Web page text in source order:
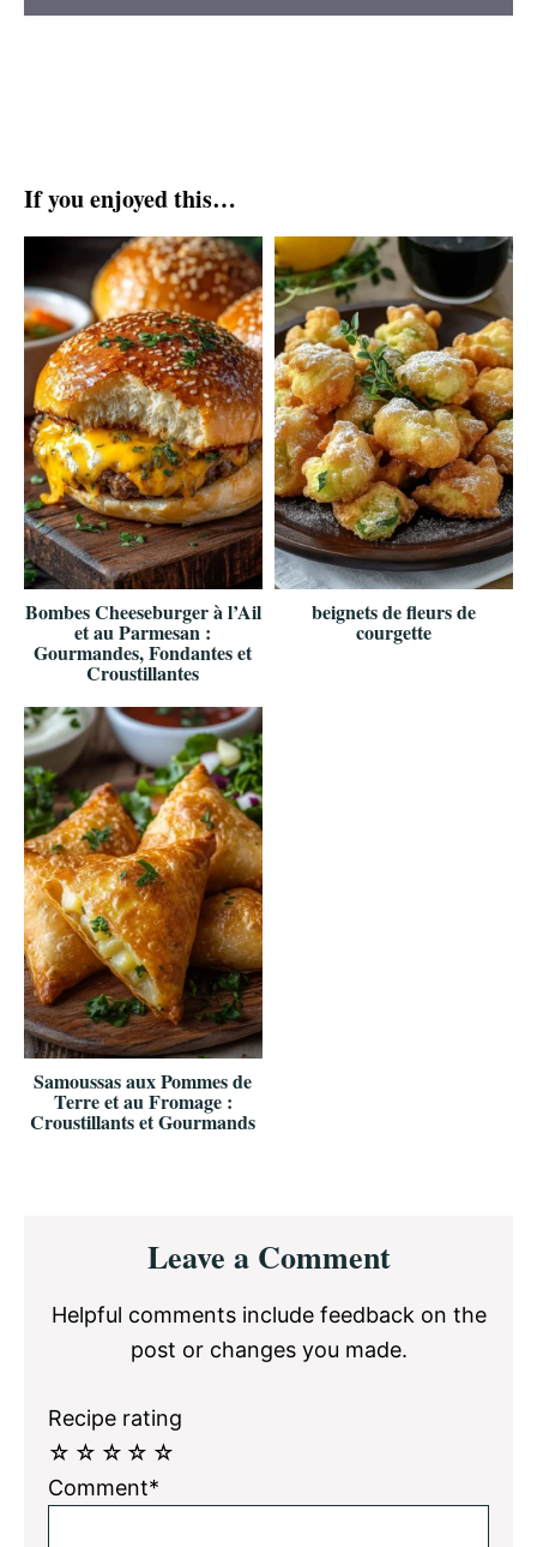
If you enjoyed this…
Bombes Cheeseburger à l’Ail
et au Parmesan :
Gourmandes, Fondantes et
Croustillantes
beignets de fleurs de
courgette
Samoussas aux Pommes de
Terre et au Fromage :
Croustillants et Gourmands
InteractionsLeave a Comment
Helpful comments include feedback on the
post or changes you made.
Recipe rating
☆
☆
☆
☆
☆
Comment*